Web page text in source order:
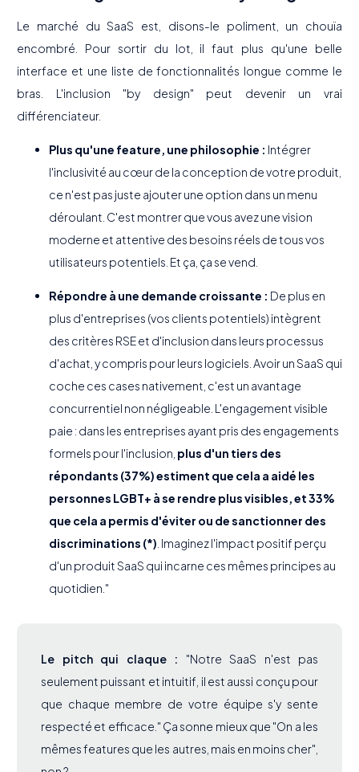
Le marché du SaaS est, disons-le poliment, un chouïa
encombré. Pour sortir du lot, il faut plus qu'une belle
interface et une liste de fonctionnalités longue comme le
bras. L'inclusion "by design" peut devenir un vrai
différenciateur.
Plus qu'une feature, une philosophie : Intégrer
l'inclusivité au cœur de la conception de votre produit,
ce n'est pas juste ajouter une option dans un menu
déroulant. C'est montrer que vous avez une vision
moderne et attentive des besoins réels de tous vos
utilisateurs potentiels. Et ça, ça se vend.
Répondre à une demande croissante : De plus en
plus d'entreprises (vos clients potentiels) intègrent
des critères RSE et d'inclusion dans leurs processus
d'achat, y compris pour leurs logiciels. Avoir un SaaS qui
coche ces cases nativement, c'est un avantage
concurrentiel non négligeable. L'engagement visible
paie : dans les entreprises ayant pris des engagements
formels pour l'inclusion, plus d'un tiers des
répondants (37%) estiment que cela a aidé les
personnes LGBT+ à se rendre plus visibles, et 33%
que cela a permis d'éviter ou de sanctionner des
discriminations (*) . Imaginez l'impact positif perçu
d'un produit SaaS qui incarne ces mêmes principes au
quotidien."
Le pitch qui claque : "Notre SaaS n'est pas
seulement puissant et intuitif, il est aussi conçu pour
que chaque membre de votre équipe s'y sente
respecté et efficace." Ça sonne mieux que "On a les
mêmes features que les autres, mais en moins cher",